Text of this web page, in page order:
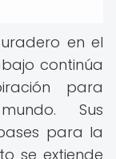
en el
continúa
para
Sus
para la
se extiende